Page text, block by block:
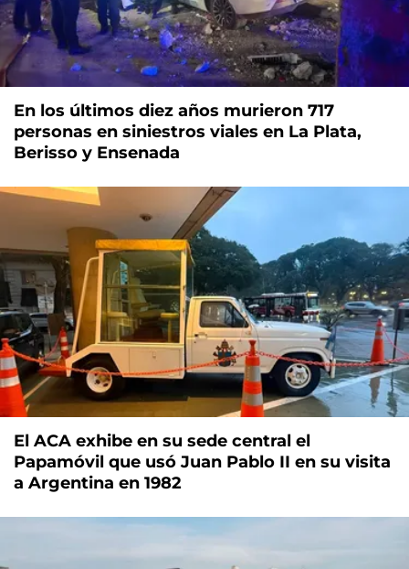
En los últimos diez años murieron 717
personas en siniestros viales en La Plata,
Berisso y Ensenada
El ACA exhibe en su sede central el
Papamóvil que usó Juan Pablo II en su visita
a Argentina en 1982